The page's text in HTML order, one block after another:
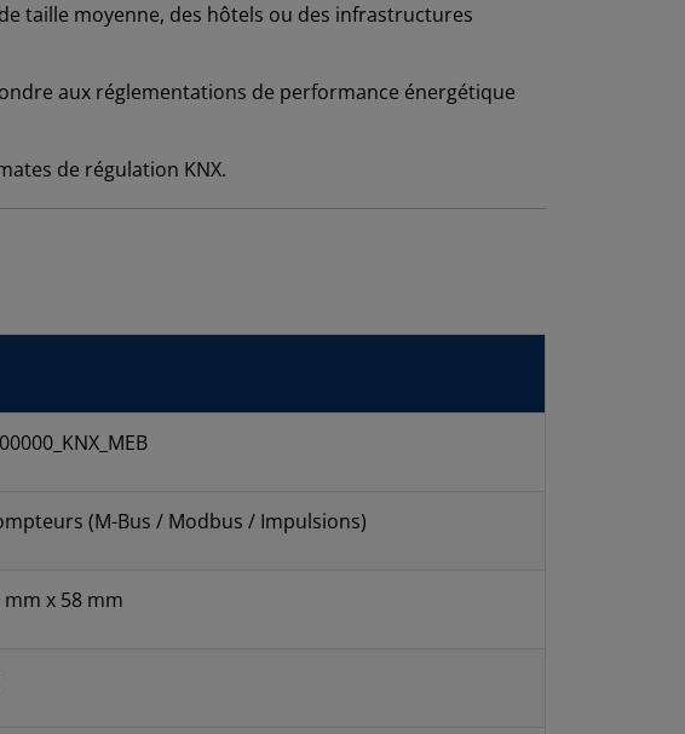
taille moyenne, des hôtels ou des infrastructures
aux réglementations de performance énergétique
de régulation KNX.
(M-Bus / Modbus / Impulsions)
mm x 58 mm